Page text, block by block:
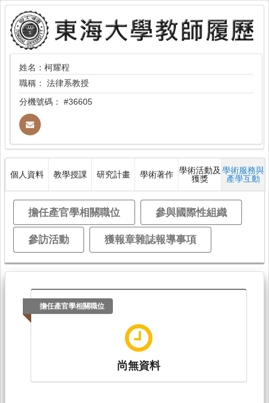
姓名：柯耀程
職稱： 法律系教授
分機號碼： #36605
個人資料 教學授課 研究計畫 學術著作 學術活動及
獲獎
學術服務與
產學互動
擔任產官學相關職位 參與國際性組織
參訪活動 獲報章雜誌報導事項
擔任產官學相關職位
尚無資料